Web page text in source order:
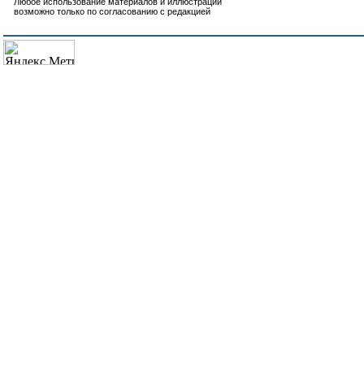
возможно только по согласованию с редакцией